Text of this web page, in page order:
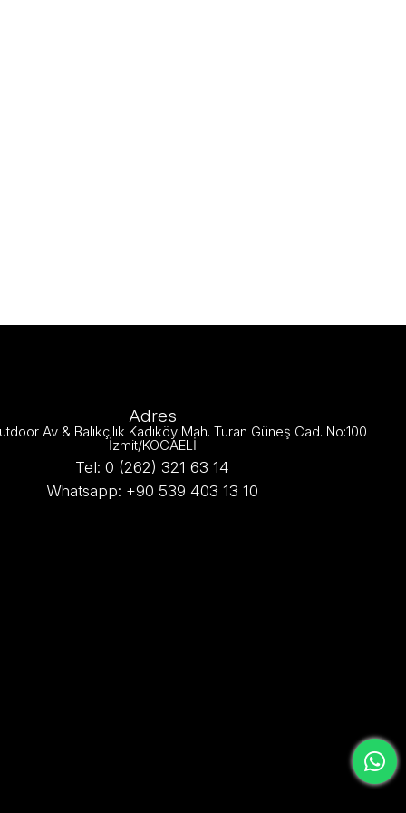
Adres
Av & Balıkçılık Kadıköy Mah. Turan Güneş Cad. No:100
İzmit/KOCAELİ
Tel: 0 (262) 321 63 14
Whatsapp: +90 539 403 13 10